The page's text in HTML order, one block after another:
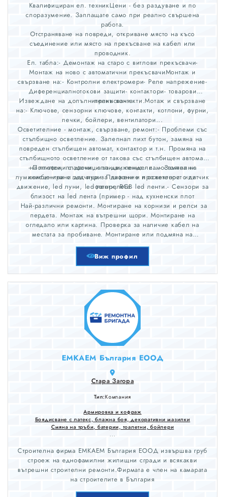
Квалифициран ел. техникЦени - без раздуване и по
споразумение. Заплащате само при реално свършена
работа.
Отстраняване на повреди, откриване място на късо
съединение или място на прекъсване на кабел или
проводник.
Ел. табла:- Демонтаж на старо с витлови прекъсвачи-
Монтаж на ново с автоматични прекъсвачиМонтаж и
свързване на:- Контролни електромери- Реле напрежение-
Диференциалнотокови защити- контактори- товарови
прекъсвачи
Извеждане на допълнителни контакти.Мотаж и свързване
на:- Ключове, сензорни ключове, контакти, котлони, фурни,
печки, бойлери, вентилатори...
Осветителние - монтаж, свързване, ремонт:- Проблеми със
стълбищно осветление. Залепнал лихт бутон, замяна на
повреден стълбищен автомат, контактор и т.н. Промяна на
стълбищното осветление от такова със стълбищен автомат
на плафони с датчици за движение.- самостоятелни
комбинирани датчици за дижение и осветеност или
фоторелета
- Полилеи, плафони, аплици, пендели...- Замяна на
луминисцентни с лед пури- Плафони и прожектори с датчик
движение, led луни, led ленти, RGB led ленти.- Сензори за
близост на led лента (пример - над кухненски плот
Най-различни ремонти. Монтиране на корнизи и релси за
пердета. Монтаж на вътрешни щори. Монтиране на
огледало или картина. Проверка за наличие кабел на
местата за пробиване. Монтиране или подмяна на
Свързване на пералня. Монтиране на простор за прането
на терасата. Сглобяване столове, маси, легла, шкафчета и
други мебели. Монтиране на стойка за телевизора.
Монтиране на закачалка на стената. Смяна на бравата и
патронника на вратата. Монтиране и демонтиране
натоалетна чиния, монтиране на казанче, подмяна на
механизма на тоалетно казанче. Подмяна и монтиране на
контакти, ключове, плафони, полилеи.Цени нормални и по
споразумение
Виж профил
ЕМКАЕМ България ЕООД
Стара Загора
Тип:Компания
Армировка и кофраж
Боядисване с латекс, блажна боя, декоративни мазилки
Смяна на тръби, батерии, тоалетни, бойлери
...
Строителна фирма ЕМКАЕМ България ЕООД извършва груб
строеж на еднофамилни жилищни сгради и всякакви
вътрешни строителни ремонти.Фирмата е член на камарата
на строителите в България